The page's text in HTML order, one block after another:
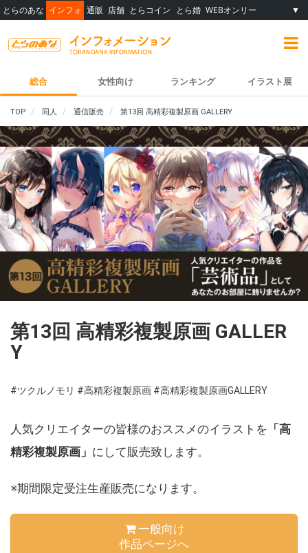
とらのあな インフォ 通販 店舗 とらコイン とら婚 WEBオンリー ▼
総合 女性向け ランキング イラスト展
TOP 同人 通信販売 第13回 高精彩複製原画 GALLERY
第13回 高精彩複製原画 GALLER
Y
#ツクルノモリ #高精彩複製原画 #高精彩複製原画GALLERY
人気クリエイターの皆様のおススメのイラストを 「高
精彩複製原画」 にして販売致します。
※期間限定受注生産販売になります。
一般向け
作品ページへ